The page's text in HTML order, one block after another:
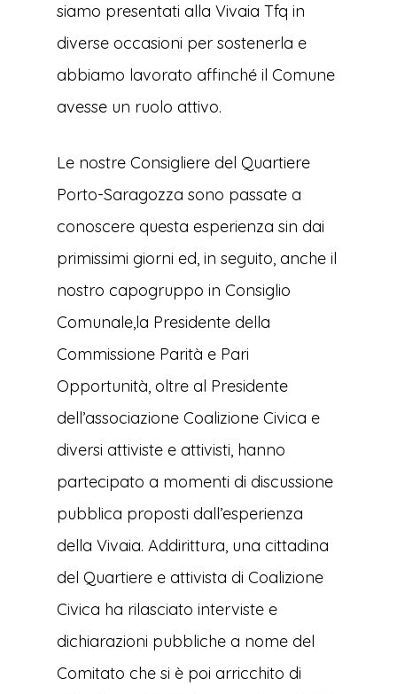
siamo presentati alla Vivaia Tfq in
diverse occasioni per sostenerla e
abbiamo lavorato affinché il Comune
avesse un ruolo attivo.
Le nostre Consigliere del Quartiere
Porto-Saragozza sono passate a
conoscere questa esperienza sin dai
primissimi giorni ed, in seguito, anche il
nostro capogruppo in Consiglio
Comunale,la Presidente della
Commissione Parità e Pari
Opportunità, oltre al Presidente
dell’associazione Coalizione Civica e
diversi attiviste e attivisti, hanno
partecipato a momenti di discussione
pubblica proposti dall’esperienza
della Vivaia. Addirittura, una cittadina
del Quartiere e attivista di Coalizione
Civica ha rilasciato interviste e
dichiarazioni pubbliche a nome del
Comitato che si è poi arricchito di